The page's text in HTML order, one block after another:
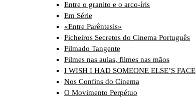
Entre o granito e o arco-íris
Em Série
«Entre Parêntesis»
Ficheiros Secretos do Cinema Português
Filmado Tangente
Filmes nas aulas, filmes nas mãos
I WISH I HAD SOMEONE ELSE’S FACE
Nos Confins do Cinema
O Movimento Perpétuo